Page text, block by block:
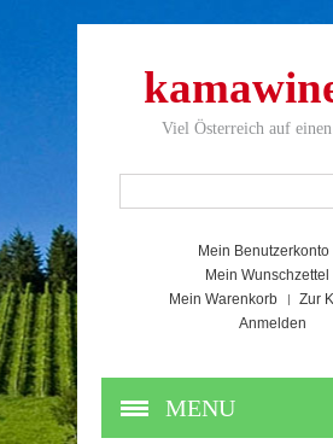
Viel Österreich auf
Mein Benutzerkonto
Mein Wunschzettel
Mein Warenkorb
Zur
Anmelden
MENU